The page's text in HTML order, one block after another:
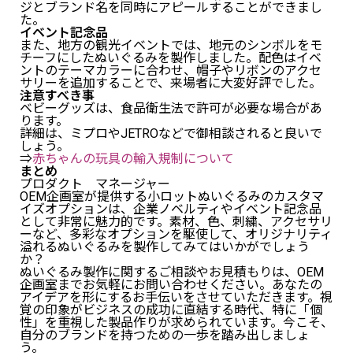
ジとブランド名を同時にアピールすることができまし
た。
イベント記念品
また、地方の観光イベントでは、地元のシンボルをモ
チーフにしたぬいぐるみを製作しました。配色はイベ
ントのテーマカラーに合わせ、帽子やリボンのアクセ
サリーを追加することで、来場者に大変好評でした。
注意すべき事
ベビーグッズは、食品衛生法で許可が必要な場合があ
ります。
詳細は、ミプロやJETROなどで御相談されると良いで
しょう。
⇒赤ちゃんの玩具の輸入規制について
まとめ
プロダクト マネージャー
OEM企画室が提供する小ロットぬいぐるみのカスタマ
イズオプションは、企業ノベルティやイベント記念品
として非常に魅力的です。素材、色、刺繍、アクセサリ
ーなど、多彩なオプションを駆使して、オリジナリティ
溢れるぬいぐるみを製作してみてはいかがでしょう
か？
ぬいぐるみ製作に関するご相談やお見積もりは、OEM
企画室までお気軽にお問い合わせください。あなたの
アイデアを形にするお手伝いをさせていただきます。視
覚の印象がビジネスの成功に直結する時代、特に「個
性」を重視した製品作りが求められています。今こそ、
自分のブランドを持つための一歩を踏み出しましょ
う。